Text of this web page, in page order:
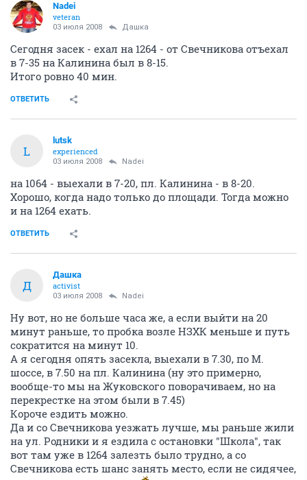
Nadei
veteran
03 июля 2008 Дашка
Сегодня засек - ехал на 1264 - от Свечникова отъехал
в 7-35 на Калинина был в 8-15.
Итого ровно 40 мин.
ОТВЕТИТЬ
L
lutsk
experienced
03 июля 2008 Nadei
на 1064 - выехали в 7-20, пл. Калинина - в 8-20.
Хорошо, когда надо только до площади. Тогда можно
и на 1264 ехать.
ОТВЕТИТЬ
Д
Дашка
activist
03 июля 2008 Nadei
Ну вот, но не больше часа же, а если выйти на 20
минут раньше, то пробка возле НЗХК меньше и путь
сократится на минут 10.
А я сегодня опять засекла, выехали в 7.30, по М.
шоссе, в 7.50 на пл. Калинина (ну это примерно,
вообще-то мы на Жуковского поворачиваем, но на
перекрестке на этом были в 7.45)
Короче ездить можно.
Да и со Свечникова уезжать лучше, мы раньше жили
на ул. Родники и я ездила с остановки "Школа", так
вот там уже в 1264 залезть было трудно, а со
Свечникова есть шанс занять место, если не сидячее,